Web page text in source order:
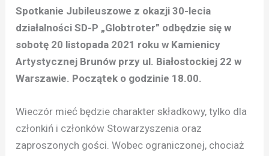
Spotkanie Jubileuszowe z okazji 30-lecia
działalności SD-P „Globtroter” odbędzie się w
sobotę 20 listopada 2021 roku w Kamienicy
Artystycznej Brunów przy ul. Białostockiej 22 w
Warszawie. Początek o godzinie 18.00.
Wieczór mieć będzie charakter składkowy, tylko dla
członkiń i członków Stowarzyszenia oraz
zaproszonych gości. Wobec ograniczonej, chociaż